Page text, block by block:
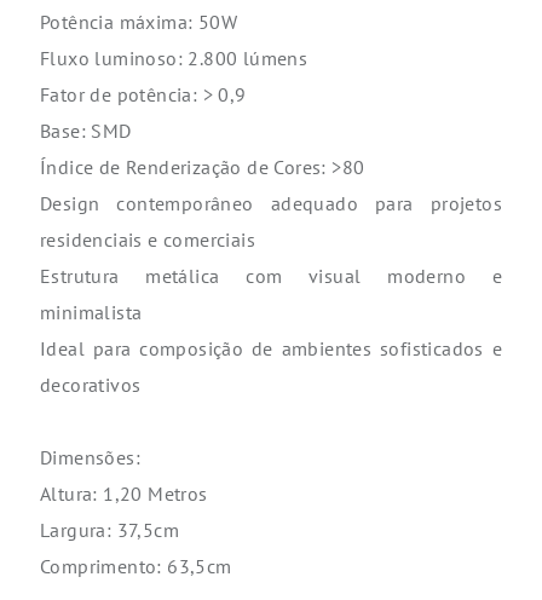
Potência máxima: 50W
Fluxo luminoso: 2.800 lúmens
Fator de potência: > 0,9
Base: SMD
Índice de Renderização de Cores: >80
Design contemporâneo adequado para projetos
residenciais e comerciais
Estrutura metálica com visual moderno e
minimalista
Ideal para composição de ambientes sofisticados e
decorativos
Dimensões:
Altura: 1,20 Metros
Largura: 37,5cm
Comprimento: 63,5cm